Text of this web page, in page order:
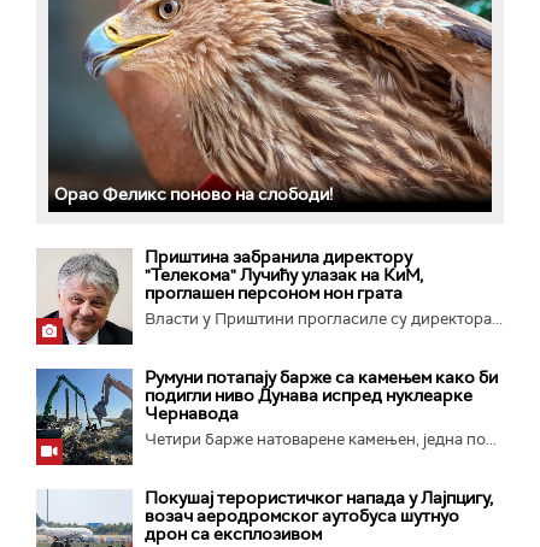
Орао Феликс поново на слободи!
Приштина забранила директору
"Телекома" Лучићу улазак на КиМ,
проглашен персоном нон грата
Власти у Приштини прогласиле су директора...
Румуни потапају барже са камењем како би
подигли ниво Дунава испред нуклеарке
Чернавода
Четири барже натоварене камењен, једна по...
Покушај терористичког напада у Лајпцигу,
возач аеродромског аутобуса шутнуо
дрон са експлозивом